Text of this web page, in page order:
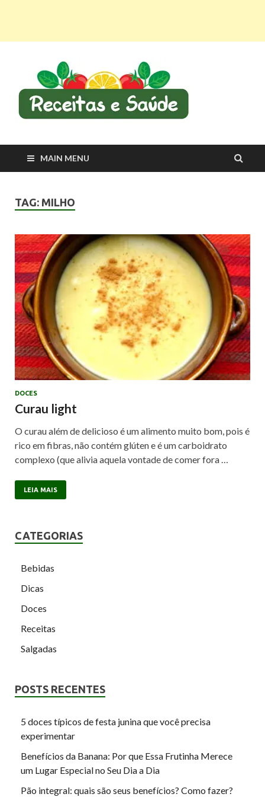
MAIN MENU
TAG: MILHO
DOCES
Curau light
O curau além de delicioso é um alimento muito bom, pois é
rico em fibras, não contém glúten e é um carboidrato
complexo (que alivia aquela vontade de comer fora …
LEIA MAIS
CATEGORIAS
Bebidas
Dicas
Doces
Receitas
Salgadas
POSTS RECENTES
5 doces típicos de festa junina que você precisa
experimentar
Benefícios da Banana: Por que Essa Frutinha Merece
um Lugar Especial no Seu Dia a Dia
Pão integral: quais são seus benefícios? Como fazer?